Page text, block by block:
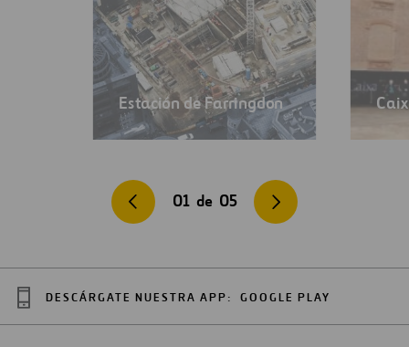
Estación de Farringdon
01 de 05
DESCÁRGATE NUESTRA APP: GOOGLE PLAY